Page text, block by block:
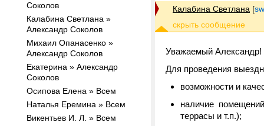
Соколов
Калабина Светлана »
Александр Соколов
Михаил Опанасенко »
Александр Соколов
Екатерина » Александр
Соколов
Осипова Елена » Всем
Наталья Еремина » Всем
Викентьев И. Л. » Всем
Калабина Светлана [
Уважаемый Александр!
Для проведения
возможности и
наличие
террасы и т.п.);